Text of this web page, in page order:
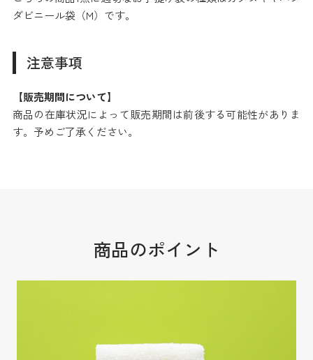
ダビニール袋（M）です。
注意事項
【販売期間について】
商品の在庫状況によって販売期間は前後する可能性がありま
す。予めご了承ください。
商品のポイント